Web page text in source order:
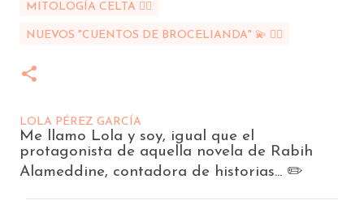
MITOLOGÍA CELTA 🧚‍♀️
NUEVOS "CUENTOS DE BROCELIANDA" 💫 🧝‍♀️
LOLA PÉREZ GARCÍA
Me llamo Lola y soy, igual que el
protagonista de aquella novela de Rabih
Alameddine, contadora de historias... ✏️